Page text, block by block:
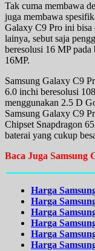
Tak cuma membawa
juga membawa
Galaxy C9 Pro ini bisa
lainya, sebut saja
beresolusi 16 MP pada
16MP.
Samsung Galaxy C9
6.0 inchi beresolusi
menggunakan 2.5 D
Samsung Galaxy C9
Chipset Snapdragon
baterai yang cukup
Baca Juga Samsung
Harga
Harga
Harga
Harga
Harga
Harga